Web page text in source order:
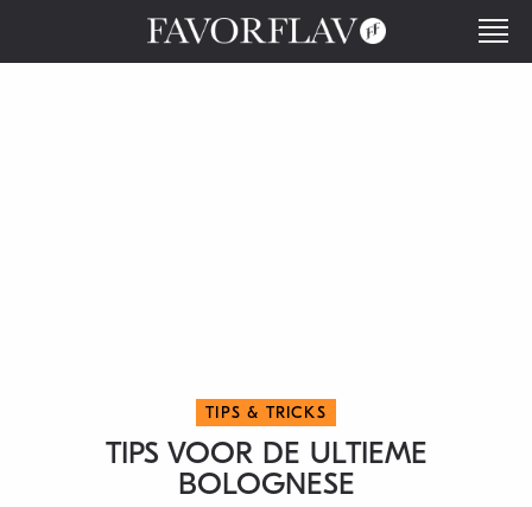
TIPS & TRICKS
TIPS VOOR DE ULTIEME
BOLOGNESE